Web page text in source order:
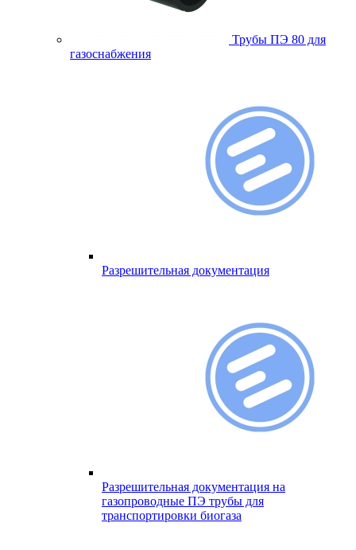
Трубы ПЭ 80 для
газоснабжения
Разрешительная документация
Разрешительная документация на
газопроводные ПЭ трубы для
транспортировки биогаза